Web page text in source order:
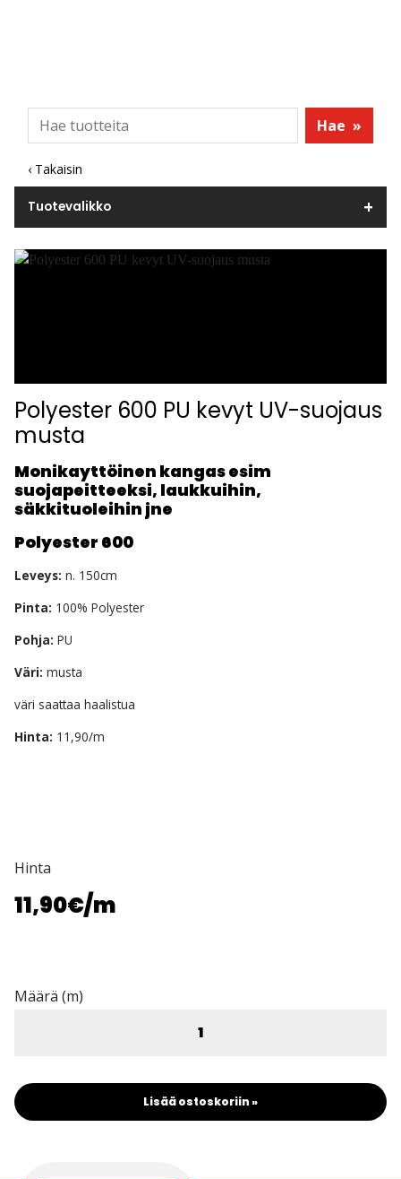
Hae »
‹ Takaisin
Tuotevalikko
Polyester 600 PU kevyt UV-suojaus
musta
Monikayttöinen kangas esim
suojapeitteeksi, laukkuihin,
säkkituoleihin jne
Polyester 600
Leveys: n. 150cm
Pinta: 100% Polyester
Pohja: PU
Väri: musta
väri saattaa haalistua
Hinta: 11,90/m
Hinta
11,90€/m
Määrä (m)
Lisää ostoskoriin »